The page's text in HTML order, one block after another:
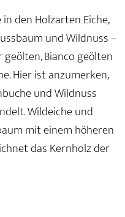
den Holzarten Eiche,
und Wildnuss –
Bianco geölten
Hier ist anzumerken,
und Wildnuss
Wildeiche und
mit einem höheren
das Kernholz der